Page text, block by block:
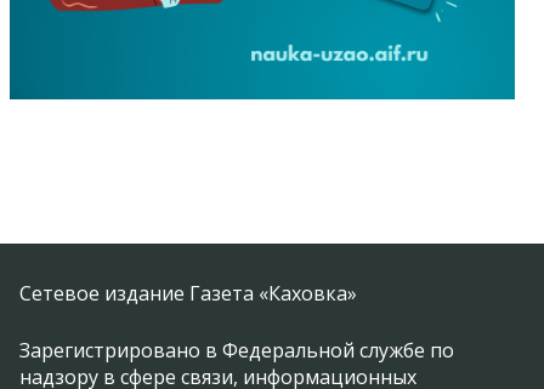
Сетевое издание Газета «Каховка»
Зарегистрировано в Федеральной службе по
надзору в сфере связи, информационных